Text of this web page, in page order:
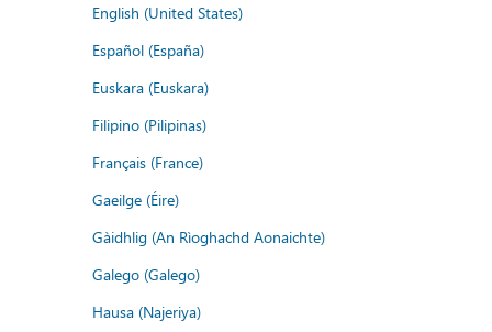
English (United States)
Español (España)
Euskara (Euskara)
Filipino (Pilipinas)
Français (France)
Gaeilge (Éire)
Gàidhlig (An Rìoghachd Aonaichte)
Galego (Galego)
Hausa (Najeriya)